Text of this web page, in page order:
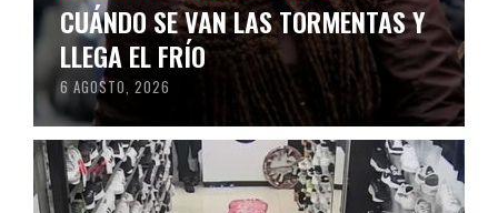
CUÁNDO SE VAN LAS TORMENTAS Y
LLEGA EL FRÍO
6 AGOSTO, 2026